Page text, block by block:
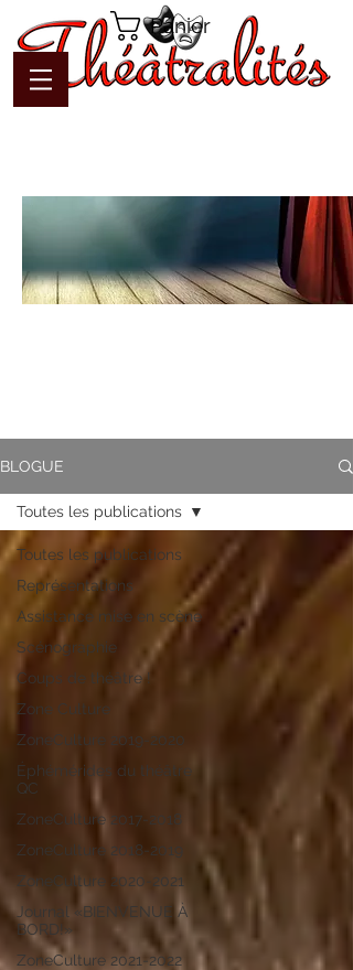
Panier
BLOGUE
Toutes les publications
Représentations
Assistance mise en scène
Scénographie
Coups de théâtre !
Zone Culture
ZoneCulture 2019-2020
Éphémérides du théâtre
QC
ZoneCulture 2017-2018
ZoneCulture 2018-2019
ZoneCulture 2020-2021
Journal «BIENVENUE À
BORD!»
ZoneCulture 2021-2022
Toutes les publications